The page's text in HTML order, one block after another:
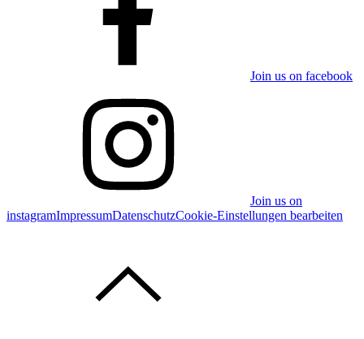
Join us on facebook
Join us on
instagramImpressumDatenschutzCookie-Einstellungen bearbeiten